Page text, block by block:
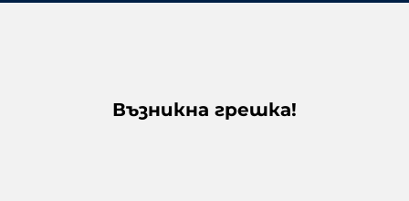
Възникна грешка!